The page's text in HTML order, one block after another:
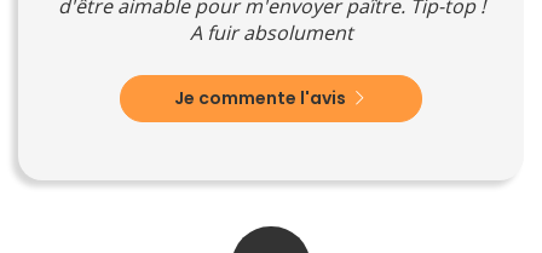
d'être aimable pour m'envoyer paître. Tip-top !
A fuir absolument
Je commente l'avis